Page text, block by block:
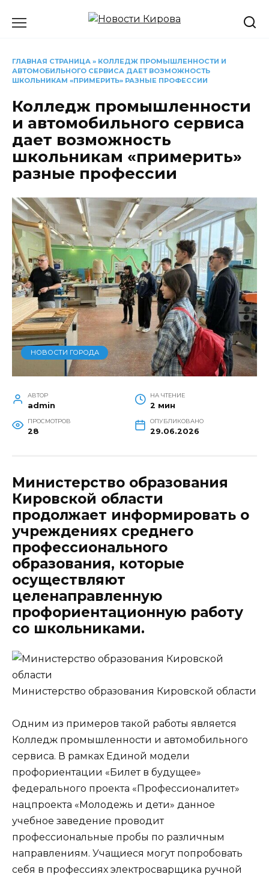
ГЛАВНАЯ СТРАНИЦА » КОЛЛЕДЖ ПРОМЫШЛЕННОСТИ И
АВТОМОБИЛЬНОГО СЕРВИСА ДАЕТ ВОЗМОЖНОСТЬ
ШКОЛЬНИКАМ «ПРИМЕРИТЬ» РАЗНЫЕ ПРОФЕССИИ
Колледж промышленности
и автомобильного сервиса
дает возможность
школьникам «примерить»
разные профессии
НОВОСТИ ГОРОДА
АВТОР
admin
НА ЧТЕНИЕ
2 мин
ПРОСМОТРОВ
28
ОПУБЛИКОВАНО
29.06.2026
Министерство образования
Кировской области
продолжает информировать о
учреждениях среднего
профессионального
образования, которые
осуществляют
целенаправленную
профориентационную работу
со школьниками.
Министерство образования Кировской области
Одним из примеров такой работы является
Колледж промышленности и автомобильного
сервиса. В рамках Единой модели
профориентации «Билет в будущее»
федерального проекта «Профессионалитет»
нацпроекта «Молодежь и дети» данное
учебное заведение проводит
профессиональные пробы по различным
направлениям. Учащиеся могут попробовать
себя в профессиях электросварщика ручной